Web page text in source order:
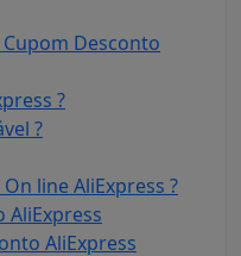
Desconto
?
?
line AliExpress ?
AliExpress
AliExpress